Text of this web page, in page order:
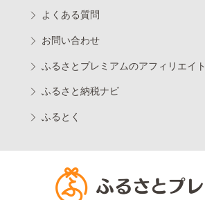
よくある質問
お問い合わせ
ふるさとプレミアムのアフィリエイト
ふるさと納税ナビ
ふるとく